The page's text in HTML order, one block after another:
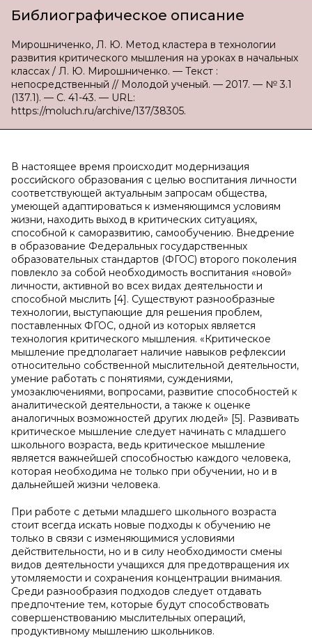
Библиографическое описание
Мирошниченко, Л. Ю. Метод кластера в технологии
развития критического мышления на уроках в начальных
классах / Л. Ю. Мирошниченко. — Текст :
непосредственный // Молодой ученый. — 2017. — № 3.1
(137.1). — С. 41-43. — URL:
https://moluch.ru/archive/137/38305.
В настоящее время происходит модернизация
российского образования с целью воспитания личности
соответствующей актуальным запросам общества,
умеющей адаптироваться к изменяющимся условиям
жизни, находить выход в критических ситуациях,
способной к саморазвитию, самообучению. Внедрение
в образование Федеральных государственных
образовательных стандартов (ФГОС) второго поколения
повлекло за собой необходимость воспитания «новой»
личности, активной во всех видах деятельности и
способной мыслить [4]. Существуют разнообразные
технологии, выступающие для решения проблем,
поставленных ФГОС, одной из которых является
технология критического мышления. «Критическое
мышление предполагает наличие навыков рефлексии
относительно собственной мыслительной деятельности,
умение работать с понятиями, суждениями,
умозаключениями, вопросами, развитие способностей к
аналитической деятельности, а также к оценке
аналогичных возможностей других людей» [5]. Развивать
критическое мышление следует начинать с младшего
школьного возраста, ведь критическое мышление
является важнейшей способностью каждого человека,
которая необходима не только при обучении, но и в
дальнейшей жизни человека.
При работе с детьми младшего школьного возраста
стоит всегда искать новые подходы к обучению не
только в связи с изменяющимися условиями
действительности, но и в силу необходимости смены
видов деятельности учащихся для предотвращения их
утомляемости и сохранения концентрации внимания.
Среди разнообразия подходов следует отдавать
предпочтение тем, которые будут способствовать
совершенствованию мыслительных операций,
продуктивному мышлению школьников.